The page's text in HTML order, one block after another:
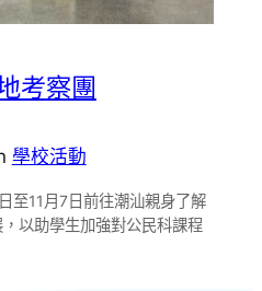
考察團
學校活動
至11月7日前往潮汕親身了解
以助學生加強對公民科課程